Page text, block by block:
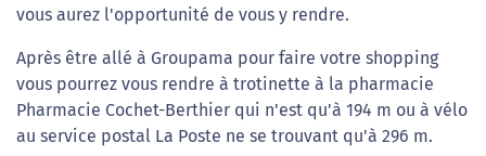
vous aurez l'opportunité de vous y rendre.
Après être allé à Groupama pour faire votre shopping
vous pourrez vous rendre à trotinette à la pharmacie
Pharmacie Cochet-Berthier qui n'est qu'à 194 m ou à vélo
au service postal La Poste ne se trouvant qu'à 296 m.